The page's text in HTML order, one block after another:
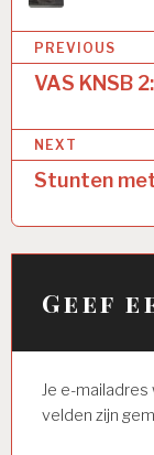
Bericht
PREVIOUS
VAS KNSB
NEXT
Stunten
Geef
Je e-
velden zijn